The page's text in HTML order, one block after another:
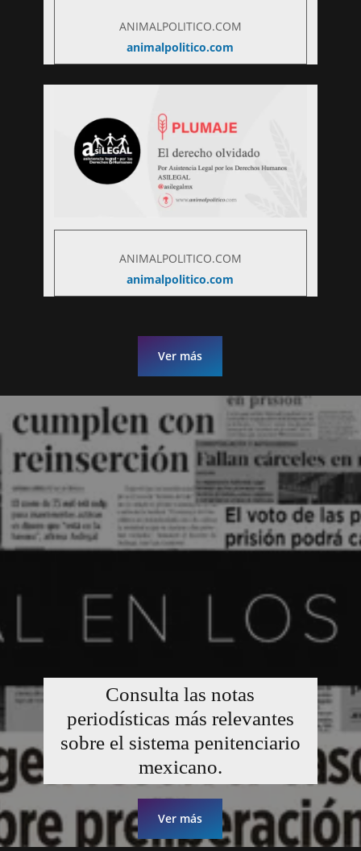
ANIMALPOLITICO.COM
animalpolitico.com
ANIMALPOLITICO.COM
animalpolitico.com
Ver más
Consulta las notas
periodísticas más relevantes
sobre el sistema penitenciario
mexicano.
Ver más